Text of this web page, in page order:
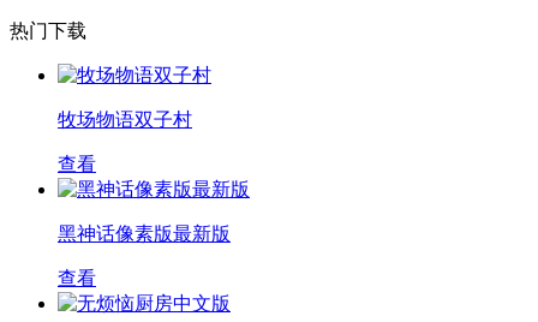
热门下载
牧场物语双子村
查看
黑神话像素版最新版
查看